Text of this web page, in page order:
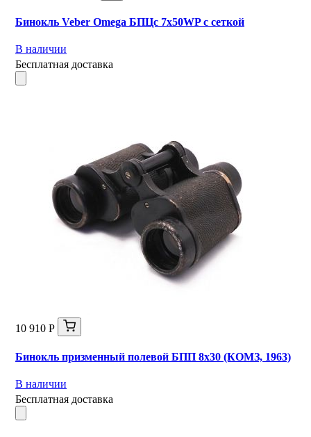
Бинокль Veber Omega БПЦс 7x50WP с сеткой
В наличии
Бесплатная доставка
10 910 Р
Бинокль призменный полевой БПП 8х30 (КОМЗ, 1963)
В наличии
Бесплатная доставка